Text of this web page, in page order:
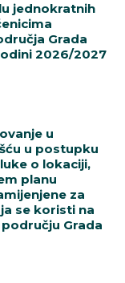
jednokratnih
Grada
2026/2027
u
u postupku
o lokaciji,
planu
za
se koristi na
Grada